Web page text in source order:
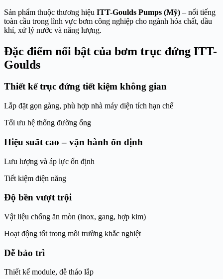
Sản phẩm thuộc thương hiệu ITT-Goulds Pumps (Mỹ) – nổi tiếng
toàn cầu trong lĩnh vực bơm công nghiệp cho ngành hóa chất, dầu
khí, xử lý nước và năng lượng.
Đặc điểm nổi bật của bơm trục đứng ITT-
Goulds
Thiết kế trục đứng tiết kiệm không gian
Lắp đặt gọn gàng, phù hợp nhà máy diện tích hạn chế
Tối ưu hệ thống đường ống
Hiệu suất cao – vận hành ổn định
Lưu lượng và áp lực ổn định
Tiết kiệm điện năng
Độ bền vượt trội
Vật liệu chống ăn mòn (inox, gang, hợp kim)
Hoạt động tốt trong môi trường khắc nghiệt
Dễ bảo trì
Thiết kế module, dễ tháo lắp